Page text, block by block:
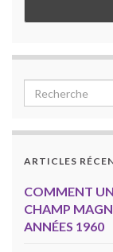
ARTICLES
COMMENT
CHAMP
ANNÉES 1960